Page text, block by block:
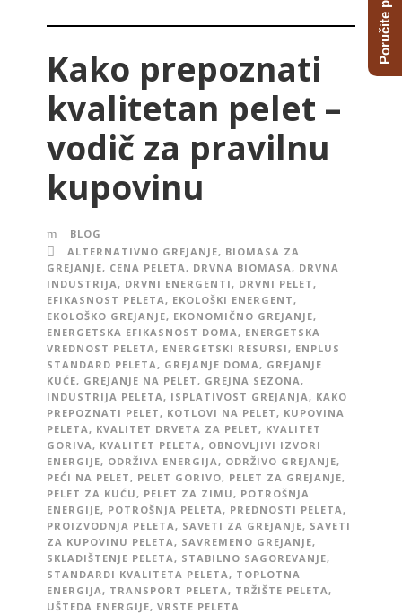
Kako prepoznati
kvalitetan pelet –
vodič za pravilnu
kupovinu
BLOG
ALTERNATIVNO GREJANJE, BIOMASA ZA
GREJANJE, CENA PELETA , DRVNA BIOMASA , DRVNA
INDUSTRIJA , DRVNI ENERGENTI , DRVNI PELET ,
EFIKASNOST PELETA , EKOLOŠKI ENERGENT ,
EKOLOŠKO GREJANJE, EKONOMIČNO GREJANJE,
ENERGETSKA EFIKASNOST DOMA , ENERGETSKA
VREDNOST PELETA , ENERGETSKI RESURSI , ENPLUS
STANDARD PELETA , GREJANJE DOMA , GREJANJE
KUĆE, GREJANJE NA PELET , GREJNA SEZONA ,
INDUSTRIJA PELETA , ISPLATIVOST GREJANJA , KAKO
PREPOZNATI PELET , KOTLOVI NA PELET , KUPOVINA
PELETA , KVALITET DRVETA ZA PELET , KVALITET
GORIVA , KVALITET PELETA , OBNOVLJIVI IZVORI
ENERGIJE, ODRŽIVA ENERGIJA , ODRŽIVO GREJANJE,
PEĆI NA PELET , PELET GORIVO, PELET ZA GREJANJE,
PELET ZA KUĆU , PELET ZA ZIMU , POTROŠNJA
ENERGIJE, POTROŠNJA PELETA , PREDNOSTI PELETA ,
PROIZVODNJA PELETA , SAVETI ZA GREJANJE, SAVETI
ZA KUPOVINU PELETA , SAVREMENO GREJANJE,
SKLADIŠTENJE PELETA , STABILNO SAGOREVANJE,
STANDARDI KVALITETA PELETA , TOPLOTNA
ENERGIJA , TRANSPORT PELETA , TRŽIŠTE PELETA ,
UŠTEDA ENERGIJE, VRSTE PELETA
Poručite pelet